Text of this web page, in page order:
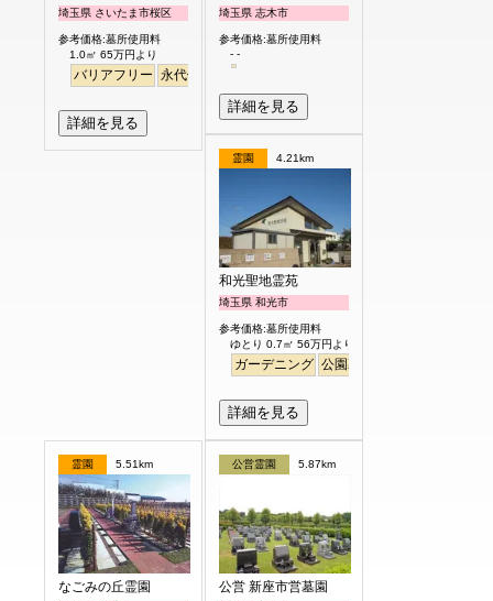
埼玉県 さいたま市桜区
参考価格:墓所使用料
1.0㎡ 65万円より
バリアフリー 永代供養
詳細を見る
埼玉県 志木市
参考価格:墓所使用料
- -
詳細を見る
霊園 4.21km
和光聖地霊苑
埼玉県 和光市
参考価格:墓所使用料
ゆとり 0.7㎡ 56万円より
ガーデニング 公園墓地
詳細を見る
霊園 5.51km
なごみの丘霊園
公営霊園 5.87km
公営 新座市営墓園